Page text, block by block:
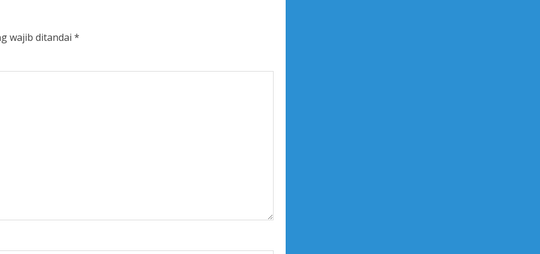
wajib ditandai *